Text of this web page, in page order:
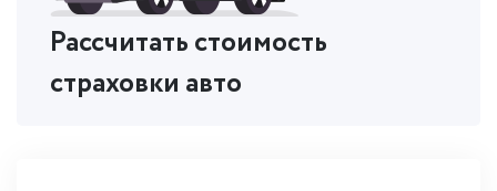
Рассчитать стоимость
страховки авто